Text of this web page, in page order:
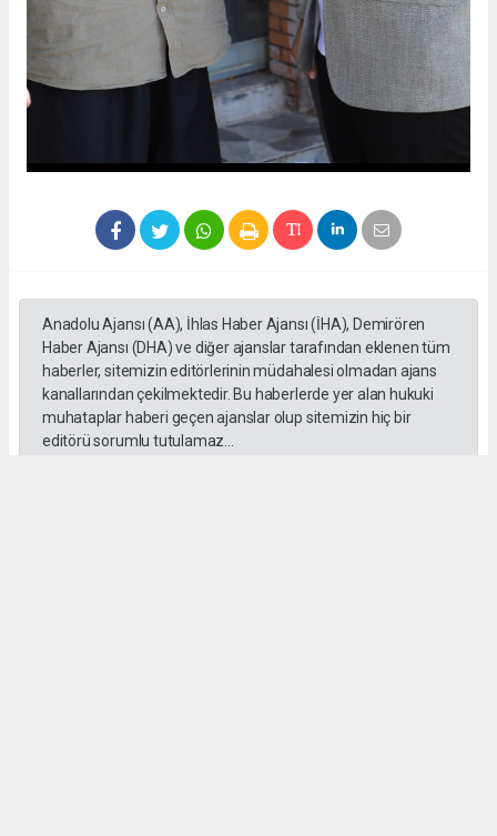
Anadolu Ajansı (AA), İhlas Haber Ajansı (İHA), Demirören
Haber Ajansı (DHA) ve diğer ajanslar tarafından eklenen tüm
haberler, sitemizin editörlerinin müdahalesi olmadan ajans
kanallarından çekilmektedir. Bu haberlerde yer alan hukuki
muhataplar haberi geçen ajanslar olup sitemizin hiç bir
editörü sorumlu tutulamaz...